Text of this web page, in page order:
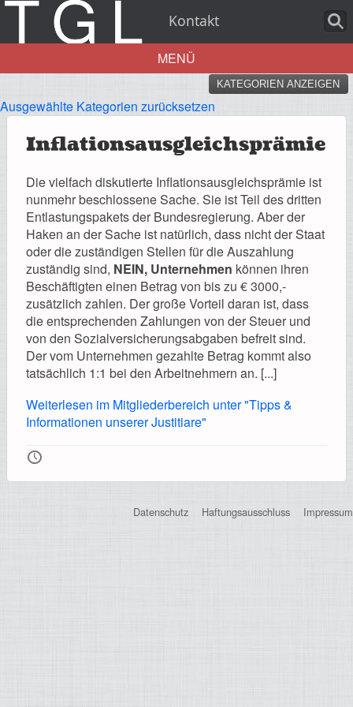
Kontakt
Aktuelles
Über uns
Leistungen
Registrierung
MENÜ
KATEGORIEN ANZEIGEN
Ausgewählte Kategorien zurücksetzen
Inflationsausgleichsprämie
Die vielfach diskutierte Inflationsausgleichsprämie ist
nunmehr beschlossene Sache. Sie ist Teil des dritten
Entlastungspakets der Bundesregierung. Aber der
Haken an der Sache ist natürlich, dass nicht der Staat
oder die zuständigen Stellen für die Auszahlung
zuständig sind, NEIN, Unternehmen können ihren
Beschäftigten einen Betrag von bis zu € 3000,-
zusätzlich zahlen. Der große Vorteil daran ist, dass
die entsprechenden Zahlungen von der Steuer und
von den Sozialversicherungsabgaben befreit sind.
Der vom Unternehmen gezahlte Betrag kommt also
tatsächlich 1:1 bei den Arbeitnehmern an. [...]
Weiterlesen im Mitgliederbereich unter "Tipps &
Informationen unserer Justitiare"
🕔
Datenschutz Haftungsausschluss Impressum